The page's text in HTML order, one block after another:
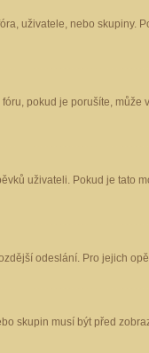
uživatele, nebo skupiny.
pokud je porušíte,
uživateli. Pokud je tato
odeslání. Pro jejich
skupin musí být před